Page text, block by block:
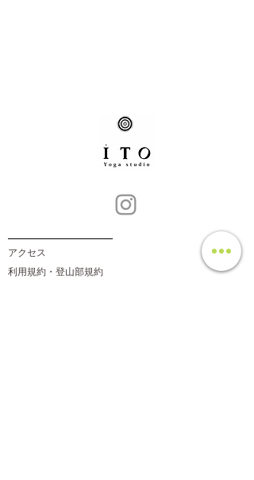
​アクセス
​利用規約・登山部規約